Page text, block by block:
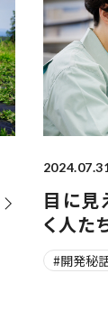
目に見
く人た
#開発秘